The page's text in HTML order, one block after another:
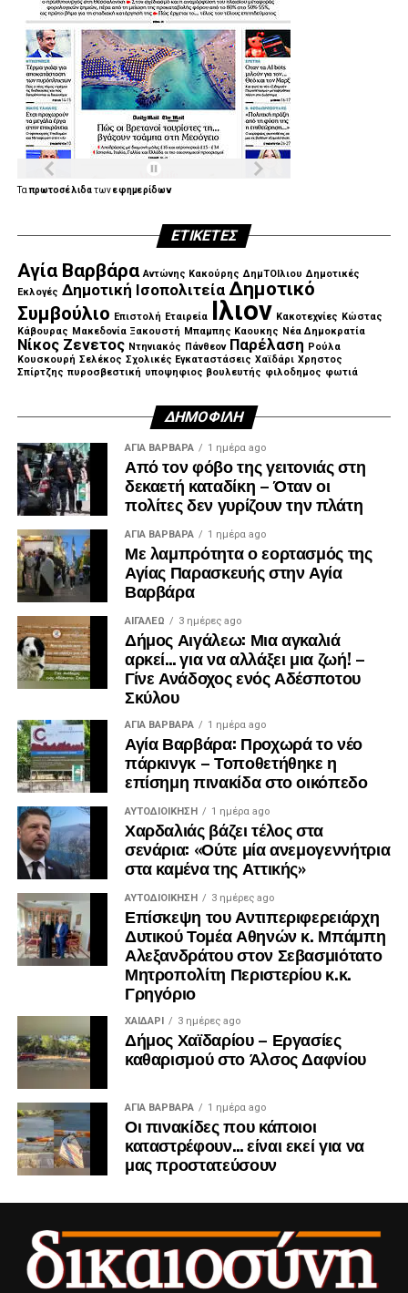
Ταπρωτοσέλιδατωνεφημερίδων
ΕΤΙΚΈΤΕΣ
Αγία Βαρβάρα Αντώνης Κακούρης ΔημΤΟΙλιου Δημοτικές
Εκλογές Δημοτική Ισοπολιτεία Δημοτικό
Συμβούλιο Επιστολή Εταιρεία Ιλιον Κακοτεχνίες Κώστας
Κάβουρας Μακεδονία Ξακουστή Μπαμπης Καουκης Νέα Δημοκρατία
Νίκος Ζενετος Ντηνιακός Πάνθεον Παρέλαση Ρούλα
Κουσκουρή Σελέκος Σχολικές Εγκαταστάσεις Χαϊδάρι Χρηστος
Σπίρτζης πυροσβεστική υποψηφιος βουλευτής φιλοδημος φωτιά
ΔΗΜΟΦΙΛΉ
ΑΓΙΑ ΒΑΡΒΑΡΑ 1 ημέρα ago
Από τον φόβο της γειτονιάς στη
δεκαετή καταδίκη – Όταν οι
πολίτες δεν γυρίζουν την πλάτη
ΑΓΙΑ ΒΑΡΒΑΡΑ 1 ημέρα ago
Με λαμπρότητα ο εορτασμός της
Αγίας Παρασκευής στην Αγία
Βαρβάρα
ΑΙΓΑΛΕΩ 3 ημέρες ago
Δήμος Αιγάλεω: Μια αγκαλιά
αρκεί… για να αλλάξει μια ζωή! –
Γίνε Ανάδοχος ενός Αδέσποτου
Σκύλου
ΑΓΙΑ ΒΑΡΒΑΡΑ 1 ημέρα ago
Αγία Βαρβάρα: Προχωρά το νέο
πάρκινγκ – Τοποθετήθηκε η
επίσημη πινακίδα στο οικόπεδο
ΑΥΤΟΔΙΟΊΚΗΣΗ 1 ημέρα ago
Χαρδαλιάς βάζει τέλος στα
σενάρια: «Ούτε μία ανεμογεννήτρια
στα καμένα της Αττικής»
ΑΥΤΟΔΙΟΊΚΗΣΗ 3 ημέρες ago
Επίσκεψη του Αντιπεριφερειάρχη
Δυτικού Τομέα Αθηνών κ. Μπάμπη
Αλεξανδράτου στον Σεβασμιότατο
Μητροπολίτη Περιστερίου κ.κ.
Γρηγόριο
ΧΑΪΔΑΡΙ 3 ημέρες ago
Δήμος Χαϊδαρίου – Εργασίες
καθαρισμού στο Άλσος Δαφνίου
ΑΓΙΑ ΒΑΡΒΑΡΑ 1 ημέρα ago
Οι πινακίδες που κάποιοι
καταστρέφουν… είναι εκεί για να
μας προστατεύσουν